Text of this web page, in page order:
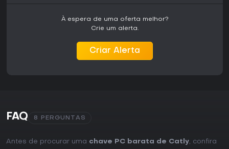
À espera de uma oferta melhor?
Crie um alerta.
Criar Alerta
FAQ 8 PERGUNTAS
Antes de procurar uma chave PC barata de Catly, confira